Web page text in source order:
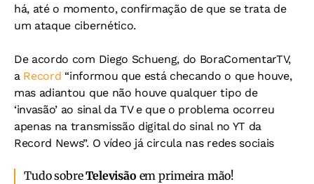
há, até o momento, confirmação de que se trata de
um ataque cibernético.
De acordo com Diego Schueng, do BoraComentarTV,
a Record “informou que está checando o que houve,
mas adiantou que não houve qualquer tipo de
‘invasão’ ao sinal da TV e que o problema ocorreu
apenas na transmissão digital do sinal no YT da
Record News”. O vídeo já circula nas redes sociais
Tudo sobreTelevisão em primeira mão!